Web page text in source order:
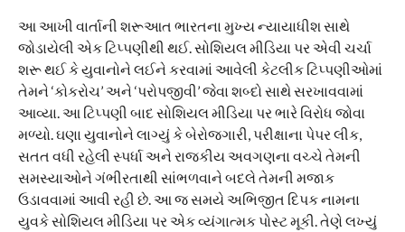
આ આખી વાર્તાની શરૂઆત ભારતના મુખ્ય ન્યાયાધીશ સાથે
જોડાયેલી એક ટિપ્પણીથી થઈ. સોશિયલ મીડિયા પર એવી ચર્ચા
શરૂ થઈ કે યુવાનોને લઈને કરવામાં આવેલી કેટલીક ટિપ્પણીઓમાં
તેમને ‘કોકરોચ’ અને ‘પરોપજીવી’ જેવા શબ્દો સાથે સરખાવવામાં
આવ્યા. આ ટિપ્પણી બાદ સોશિયલ મીડિયા પર ભારે વિરોધ જોવા
મળ્યો. ઘણા યુવાનોને લાગ્યું કે બેરોજગારી, પરીક્ષાના પેપર લીક,
સતત વધી રહેલી સ્પર્ધા અને રાજકીય અવગણના વચ્ચે તેમની
સમસ્યાઓને ગંભીરતાથી સાંભળવાને બદલે તેમની મજાક
ઉડાવવામાં આવી રહી છે. આ જ સમયે અભિજીત દિપક નામના
યુવકે સોશિયલ મીડિયા પર એક વ્યંગાત્મક પોસ્ટ મૂકી. તેણે લખ્યું